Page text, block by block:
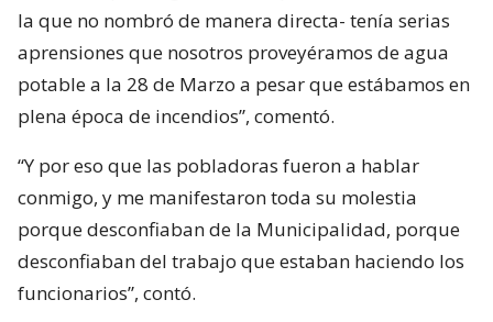
la que no nombró de manera directa- tenía serias
aprensiones que nosotros proveyéramos de agua
potable a la 28 de Marzo a pesar que estábamos en
plena época de incendios”, comentó.
“Y por eso que las pobladoras fueron a hablar
conmigo, y me manifestaron toda su molestia
porque desconfiaban de la Municipalidad, porque
desconfiaban del trabajo que estaban haciendo los
funcionarios”, contó.